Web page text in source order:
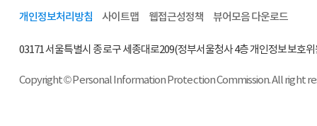
개인정보처리방침 사이트맵 웹접근성정책 뷰어모음 다운로드
03171 서울특별시 종로구 세종대로209(정부서울청사 4층 개인정보보호
Copyright © Personal Information Protection Commission. All right